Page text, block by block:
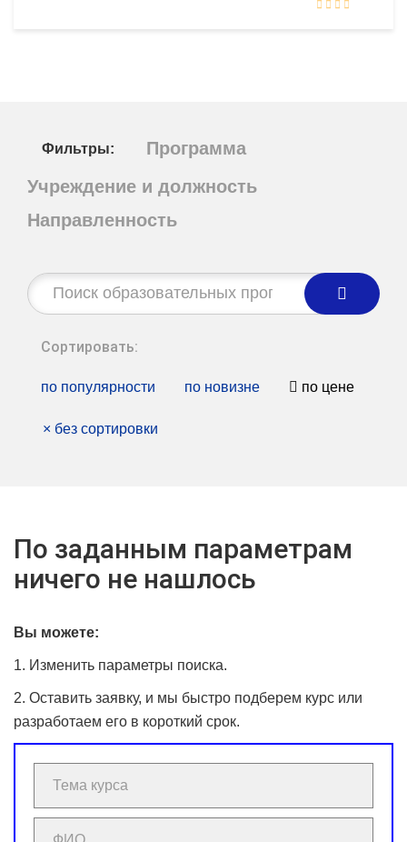
Фильтры:
Программа
Учреждение и должность
Направленность
Строка
поиска:
Сортировать:
по популярности по новизне по цене
× без сортировки
По заданным параметрам
ничего не нашлось
Вы можете:
1. Изменить параметры поиска.
2. Оставить заявку, и мы быстро подберем курс или
разработаем его в короткий срок.